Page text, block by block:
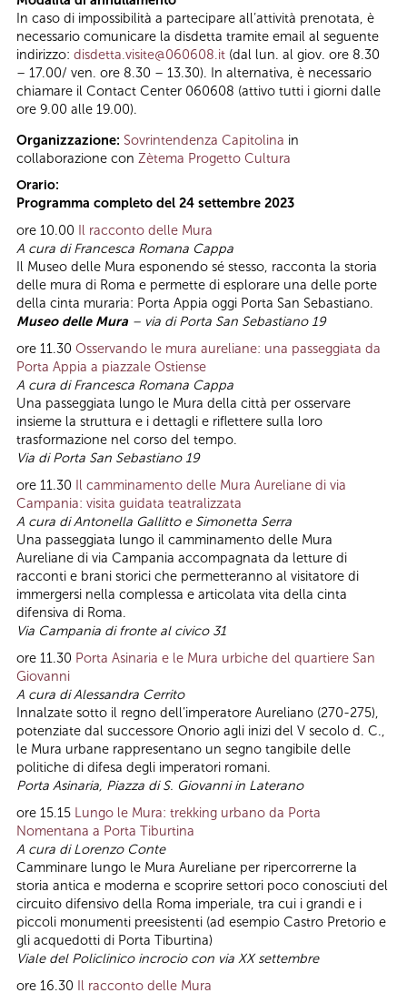
In caso di impossibilità a partecipare all’attività prenotata, è
necessario comunicare la disdetta tramite email al seguente
indirizzo: disdetta.visite@060608.it (dal lun. al giov. ore 8.30
– 17.00/ ven. ore 8.30 – 13.30). In alternativa, è necessario
chiamare il Contact Center 060608 (attivo tutti i giorni dalle
ore 9.00 alle 19.00).
Organizzazione: Sovrintendenza Capitolina in
collaborazione con Zètema Progetto Cultura
Orario:
Programma completo del 24 settembre 2023
ore 10.00 Il racconto delle Mura
A cura di Francesca Romana Cappa
Il Museo delle Mura esponendo sé stesso, racconta la storia
delle mura di Roma e permette di esplorare una delle porte
della cinta muraria: Porta Appia oggi Porta San Sebastiano.
Museo delle Mura – via di Porta San Sebastiano 19
ore 11.30 Osservando le mura aureliane: una passeggiata da
Porta Appia a piazzale Ostiense
A cura di Francesca Romana Cappa
Una passeggiata lungo le Mura della città per osservare
insieme la struttura e i dettagli e riflettere sulla loro
trasformazione nel corso del tempo.
Via di Porta San Sebastiano 19
ore 11.30 Il camminamento delle Mura Aureliane di via
Campania: visita guidata teatralizzata
A cura di Antonella Gallitto e Simonetta Serra
Una passeggiata lungo il camminamento delle Mura
Aureliane di via Campania accompagnata da letture di
racconti e brani storici che permetteranno al visitatore di
immergersi nella complessa e articolata vita della cinta
difensiva di Roma.
Via Campania di fronte al civico 31
ore 11.30 Porta Asinaria e le Mura urbiche del quartiere San
Giovanni
A cura di Alessandra Cerrito
Innalzate sotto il regno dell’imperatore Aureliano (270-275),
potenziate dal successore Onorio agli inizi del V secolo d. C.,
le Mura urbane rappresentano un segno tangibile delle
politiche di difesa degli imperatori romani.
Porta Asinaria, Piazza di S. Giovanni in Laterano
ore 15.15 Lungo le Mura: trekking urbano da Porta
Nomentana a Porta Tiburtina
A cura diLorenzo Conte
Camminare lungo le Mura Aureliane per ripercorrerne la
storia antica e moderna e scoprire settori poco conosciuti del
circuito difensivo della Roma imperiale, tra cui i grandi e i
piccoli monumenti preesistenti (ad esempio Castro Pretorio e
gli acquedotti di Porta Tiburtina)
Viale del Policlinico incrocio con via XX settembre
ore 16.30 Il racconto delle Mura